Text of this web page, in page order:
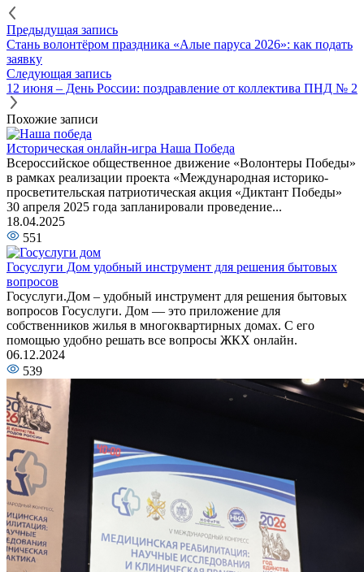
Предыдущая запись
Стань волонтёром праздника «Алые паруса 2026»: как подать
заявку
Следующая запись
12 июня – День России: поздравление от коллектива ПНД № 2
Похожие записи
Историческая онлайн-игра Наша Победа
Всероссийское общественное движение «Волонтеры Победы»
в рамках реализации проекта «Международная историко-
просветительская патриотическая акция «Диктант Победы»
30 апреля 2025 года запланировали проведение...
18.04.2025
551
Госуслуги Дом удобный инструмент для решения бытовых
вопросов
Госуслуги.Дом – удобный инструмент для решения бытовых
вопросов Госуслуги. Дом — это приложение для
собственников жилья в многоквартирных домах. С его
помощью удобно решать все вопросы ЖКХ онлайн.
06.12.2024
539